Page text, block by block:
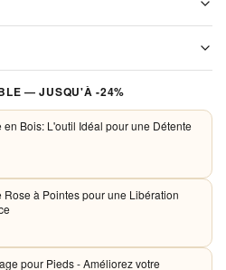
Aucun frais de port, jamais.
et Apple Pay. Aucune donnée
serveurs.
— JUSQU'À -24%
en Bois: L'outil Idéal pour une Détente
Rose à Pointes pour une Libération
pour Pieds - Améliorez votre